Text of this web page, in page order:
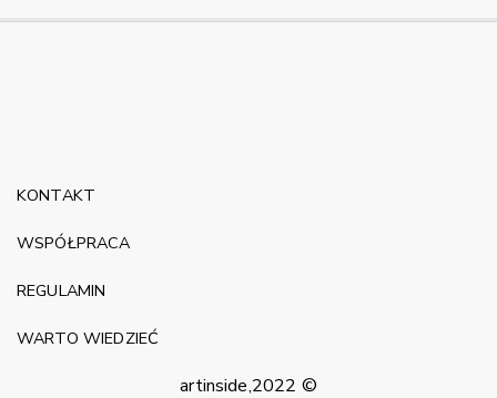
artinside,2022 ©
KONTAKT
WSPÓŁPRACA
REGULAMIN
WARTO WIEDZIEĆ